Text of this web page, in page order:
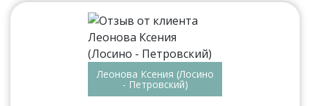
Леонова Ксения (Лосино
- Петровский)